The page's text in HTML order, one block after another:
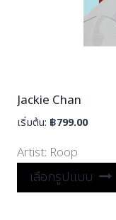
Jackie Chan
เริ่มต้น: ฿799.00
Artist: Roop
เลือกรูปแบบ